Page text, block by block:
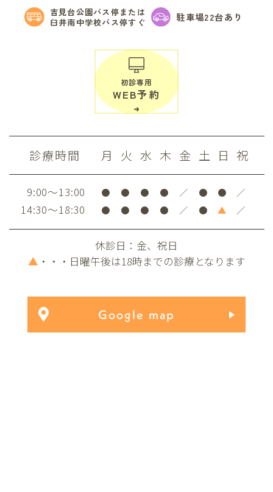
吉見台公園バス停または
臼井南中学校バス停すぐ
駐車場22台あり
初診専用
WEB予約
診療時間 月 火 水 木 金 土 日 祝
9:00～13:00 ● ● ● ● ／ ● ● ／
14:30～18:30 ● ● ● ● ／ ● ▲ ／
休診日：金、祝日
▲ ・・・日曜午後は18時までの診療となります
Google map